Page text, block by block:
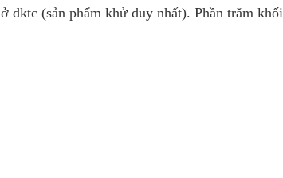
ở đktc (sản phẩm khử duy nhất). Phần trăm khối